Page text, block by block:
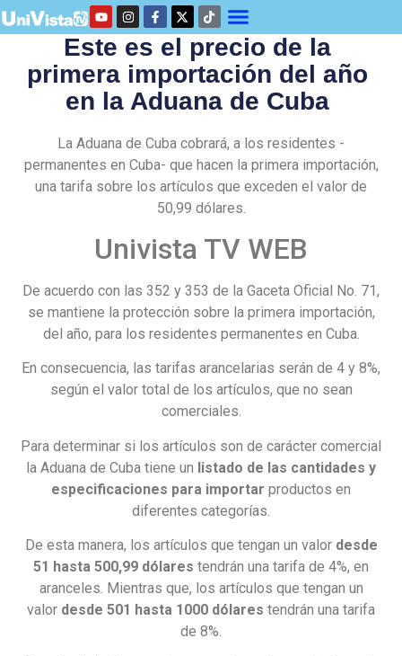
Este es el precio de la
primera importación del año
en la Aduana de Cuba
La Aduana de Cuba cobrará, a los residentes -
permanentes en Cuba- que hacen la primera importación,
una tarifa sobre los artículos que exceden el valor de
50,99 dólares.
Univista TV WEB
De acuerdo con las 352 y 353 de la Gaceta Oficial No. 71,
se mantiene la protección sobre la primera importación,
del año, para los residentes permanentes en Cuba.
En consecuencia, las tarifas arancelarias serán de 4 y 8%,
según el valor total de los artículos, que no sean
comerciales.
Para determinar si los artículos son de carácter comercial
la Aduana de Cuba tiene un listado de las cantidades y
especificaciones para importar productos en
diferentes categorías.
De esta manera, los artículos que tengan un valor desde
51 hasta 500,99 dólares tendrán una tarifa de 4%, en
aranceles. Mientras que, los artículos que tengan un
valor desde 501 hasta 1000 dólares tendrán una tarifa
de 8%.